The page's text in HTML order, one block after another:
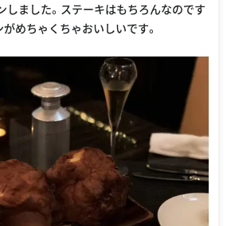
しました。ステーキはもちろんなのです
めちゃくちゃおいしいです。